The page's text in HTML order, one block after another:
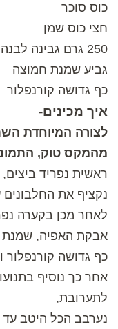
כוס סוכר
חצי כוס שמן
250 גרם גבינה לבנה
גביע שמנת חמוצה
כף גדושה קורנפלור
איך מכינים-
לצורה המיוחדת
מהמקס טוק,
ראשית נפריד ביצים,
נקציף את
לאחר מכן בקערה
אבקת האפיה, שמנת
כף גדושה קורנפלור
אחר כך נוסיף
לתערובת,
נערבב הכל היטב